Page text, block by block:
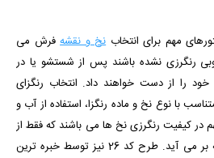
مهم برای انتخابنخ و نقشهفرش می
رنگرزی نشده باشند پس از شستشو یا در
را از دست خواهند داد. انتخاب رنگزای
با نوع نخ و ماده رنگزا، استفاده از آب و
در کیفیت رنگرزی نخ ها می باشند که فقط از
عهده یک رنگرز خبره و با تجربه بر می آید. طرح کد 26 نیز توسط خبره ترین